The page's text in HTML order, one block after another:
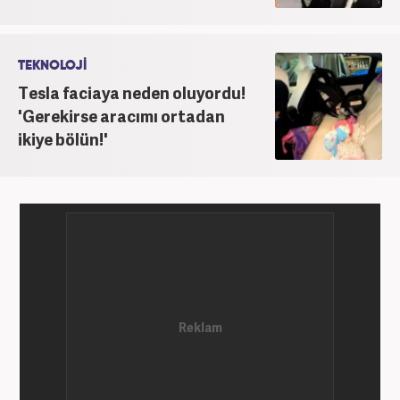
TEKNOLOJİ
Tesla faciaya neden oluyordu!
'Gerekirse aracımı ortadan
ikiye bölün!'